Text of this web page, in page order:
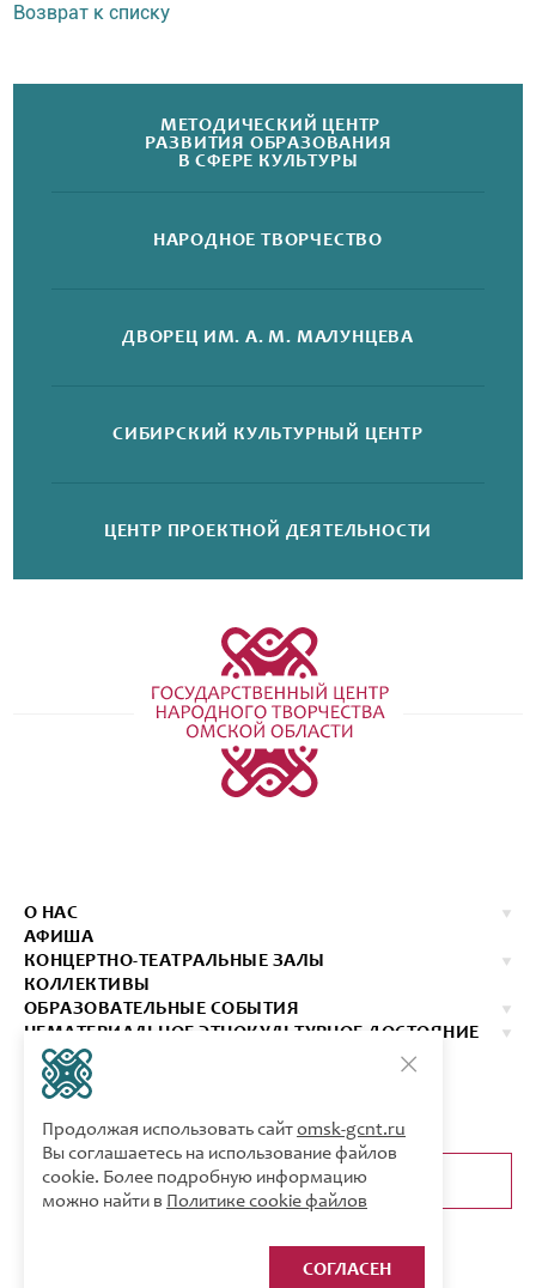
Возврат к списку
МЕТОДИЧЕСКИЙ ЦЕНТР
РАЗВИТИЯ ОБРАЗОВАНИЯ
В СФЕРЕ КУЛЬТУРЫ
НАРОДНОЕ ТВОРЧЕСТВО
ДВОРЕЦ ИМ. А. М. МАЛУНЦЕВА
СИБИРСКИЙ КУЛЬТУРНЫЙ ЦЕНТР
ЦЕНТР ПРОЕКТНОЙ ДЕЯТЕЛЬНОСТИ
О НАС
АФИША
КОНЦЕРТНО-ТЕАТРАЛЬНЫЕ ЗАЛЫ
КОЛЛЕКТИВЫ
ОБРАЗОВАТЕЛЬНЫЕ СОБЫТИЯ
НЕМАТЕРИАЛЬНОЕ ЭТНОКУЛЬТУРНОЕ ДОСТОЯНИЕ
ИЗДАНИЯ
КОНТАКТЫ
КУПИТЬ БИЛЕТ
ОБРАТНАЯ СВЯЗЬ
Продолжая использовать сайтomsk-gcnt.ru
Вы соглашаетесь на использование файлов
cookie. Более подробную информацию
можно найти в Политике cookie файлов
СОГЛАСЕН